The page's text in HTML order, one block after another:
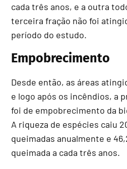
cada três anos, e a outra
terceira fração não foi
período do estudo.
Empobrecimento
Desde então, as áreas
e logo após os incêndios, a
foi de empobrecimento da
A riqueza de espécies caiu
queimadas anualmente e
queimada a cada três anos.